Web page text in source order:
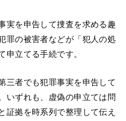
実を申告して捜査を求める趣
罪の被害者などが「犯人の処
申立てる手続です。
三者でも犯罪事実を申告して
いずれも、虚偽の申立ては問
証拠を時系列で整理して伝え